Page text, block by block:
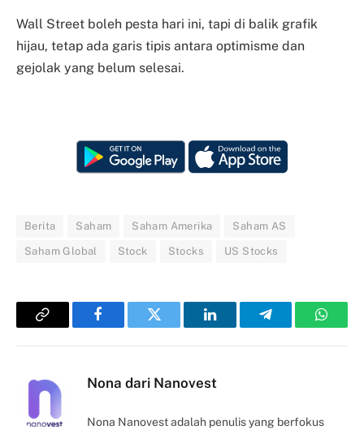
Wall Street boleh pesta hari ini, tapi di balik grafik
hijau, tetap ada garis tipis antara optimisme dan
gejolak yang belum selesai.
Berita Saham Saham Amerika Saham AS
Saham Global Stock Stocks US Stocks
Copy
FacebookTwitter LinkedInTelegram
Nona dari Nanovest
Nona Nanovest adalah penulis yang berfokus